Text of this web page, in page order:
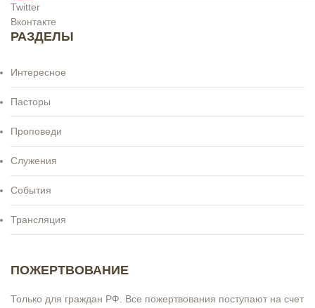
Twitter
Вконтакте
РАЗДЕЛЫ
Интересное
Пасторы
Проповеди
Служения
События
Трансляция
ПОЖЕРТВОВАНИЕ
Только для граждан РФ. Все пожертвования поступают на счет